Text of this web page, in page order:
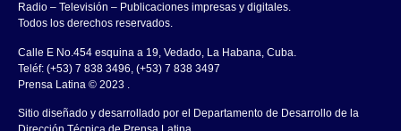
Radio – Televisión – Publicaciones impresas y digitales.
Todos los derechos reservados.
Calle E No.454 esquina a 19, Vedado, La Habana, Cuba.
Teléf: (+53) 7 838 3496, (+53) 7 838 3497
Prensa Latina © 2023 .
Sitio diseñado y desarrollado por el Departamento de Desarrollo de la